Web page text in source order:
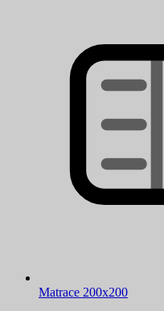
Matrace 200x200